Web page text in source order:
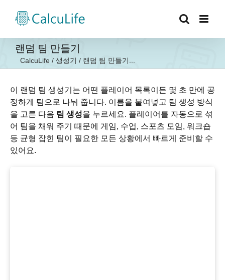
랜덤 팀 만들기
CalcuLife / 생성기 / 랜덤 팀 만들기...
이 랜덤 팀 생성기는 어떤 플레이어 목록이든 몇 초 만에 공
정하게 팀으로 나눠 줍니다. 이름을 붙여넣고 팀 생성 방식
을 고른 다음 팀 생성을 누르세요. 플레이어를 자동으로 섞
어 팀을 채워 주기 때문에 게임, 수업, 스포츠 모임, 워크숍
등 균형 잡힌 팀이 필요한 모든 상황에서 빠르게 준비할 수
있어요.